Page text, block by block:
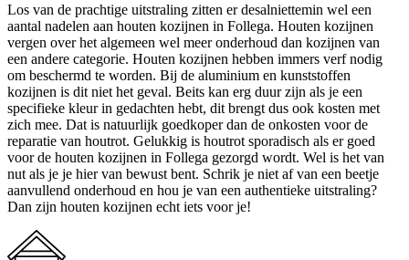
Los van de prachtige uitstraling zitten er desalniettemin wel een
aantal nadelen aan houten kozijnen in Follega. Houten kozijnen
vergen over het algemeen wel meer onderhoud dan kozijnen van
een andere categorie. Houten kozijnen hebben immers verf nodig
om beschermd te worden. Bij de aluminium en kunststoffen
kozijnen is dit niet het geval. Beits kan erg duur zijn als je een
specifieke kleur in gedachten hebt, dit brengt dus ook kosten met
zich mee. Dat is natuurlijk goedkoper dan de onkosten voor de
reparatie van houtrot. Gelukkig is houtrot sporadisch als er goed
voor de houten kozijnen in Follega gezorgd wordt. Wel is het van
nut als je je hier van bewust bent. Schrik je niet af van een beetje
aanvullend onderhoud en hou je van een authentieke uitstraling?
Dan zijn houten kozijnen echt iets voor je!